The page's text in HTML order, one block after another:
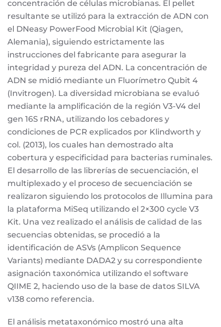
concentración de células microbianas. El pellet
resultante se utilizó para la extracción de ADN con
el DNeasy PowerFood Microbial Kit (Qiagen,
Alemania), siguiendo estrictamente las
instrucciones del fabricante para asegurar la
integridad y pureza del ADN. La concentración de
ADN se midió mediante un Fluorímetro Qubit 4
(Invitrogen). La diversidad microbiana se evaluó
mediante la amplificación de la región V3-V4 del
gen 16S rRNA, utilizando los cebadores y
condiciones de PCR explicados por Klindworth y
col. (2013), los cuales han demostrado alta
cobertura y especificidad para bacterias ruminales.
El desarrollo de las librerías de secuenciación, el
multiplexado y el proceso de secuenciación se
realizaron siguiendo los protocolos de Illumina para
la plataforma MiSeq utilizando el 2×300 cycle V3
Kit. Una vez realizado el análisis de calidad de las
secuencias obtenidas, se procedió a la
identificación de ASVs (Amplicon Sequence
Variants) mediante DADA2 y su correspondiente
asignación taxonómica utilizando el software
QIIME 2, haciendo uso de la base de datos SILVA
v138 como referencia.
El análisis metataxonómico mostró una alta